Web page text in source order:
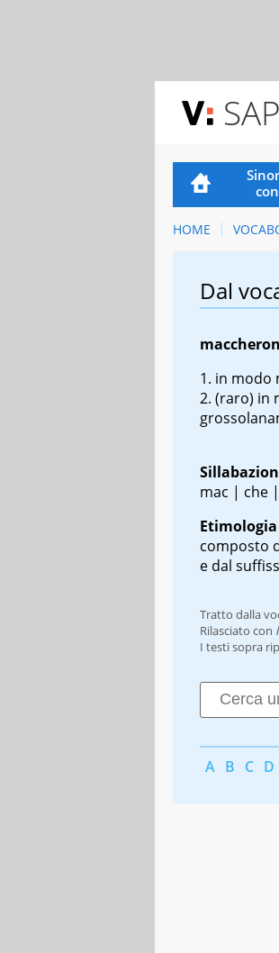
HOME
Dal
in modo
(raro) in
mac | che
Etimologia
composto
e dal
Tratto dalla
Rilasciato con
I testi sopra
A B C D